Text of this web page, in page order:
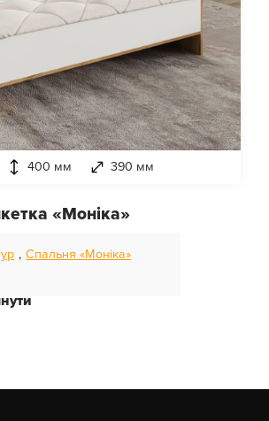
400 мм 390 мм
«Моніка»
, Спальня «Моніка»